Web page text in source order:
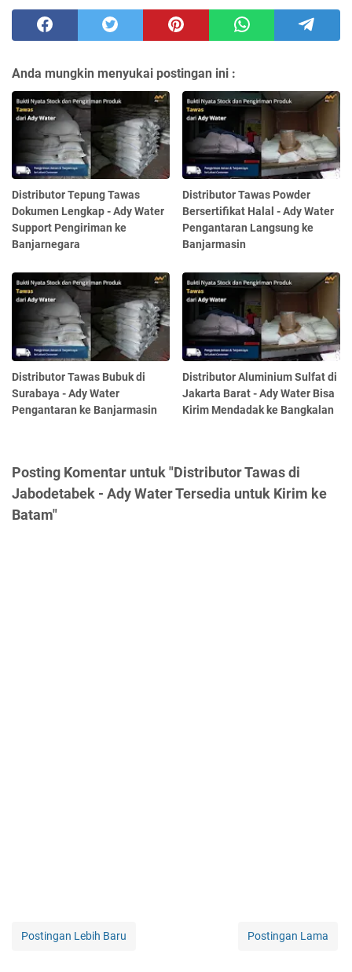
Anda mungkin menyukai postingan ini :
Distributor Tepung Tawas
Dokumen Lengkap - Ady Water
Support Pengiriman ke
Banjarnegara
Distributor Tawas Powder
Bersertifikat Halal - Ady Water
Pengantaran Langsung ke
Banjarmasin
Distributor Tawas Bubuk di
Surabaya - Ady Water
Pengantaran ke Banjarmasin
Distributor Aluminium Sulfat di
Jakarta Barat - Ady Water Bisa
Kirim Mendadak ke Bangkalan
Posting Komentar untuk "Distributor Tawas di
Jabodetabek - Ady Water Tersedia untuk Kirim ke
Batam"
Postingan Lebih Baru Postingan Lama